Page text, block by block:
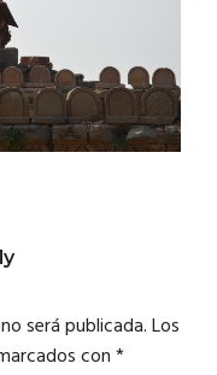
será publicada.Los
con*